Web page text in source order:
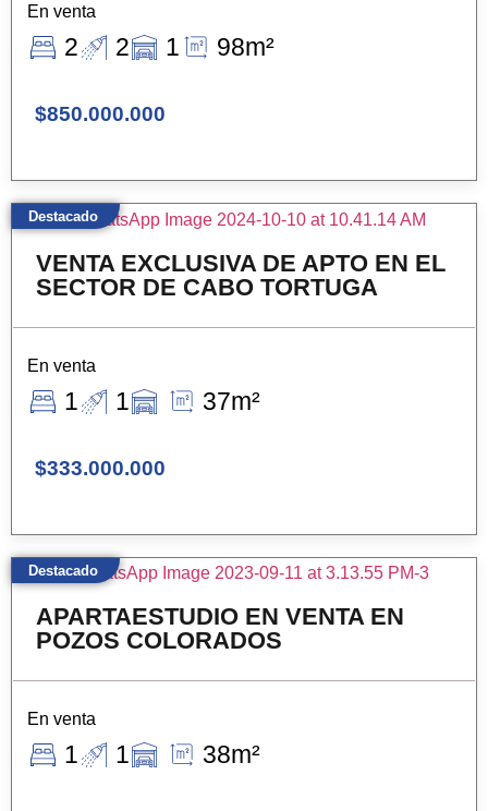
En venta
2 2 1 98m²
$850.000.000
VENTA EXCLUSIVA DE APTO EN EL
SECTOR DE CABO TORTUGA
En venta
1 1 37m²
$333.000.000
Destacado
APARTAESTUDIO EN VENTA EN
POZOS COLORADOS
En venta
1 1 38m²
Destacado